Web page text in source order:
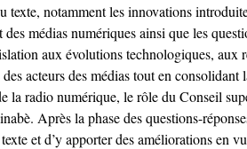
texte, notamment les innovations
des médias numériques ainsi que les
aux évolutions technologiques, aux
acteurs des médias tout en
la radio numérique, le rôle du Conseil
Après la phase des questions-
et d’y apporter des améliorations en